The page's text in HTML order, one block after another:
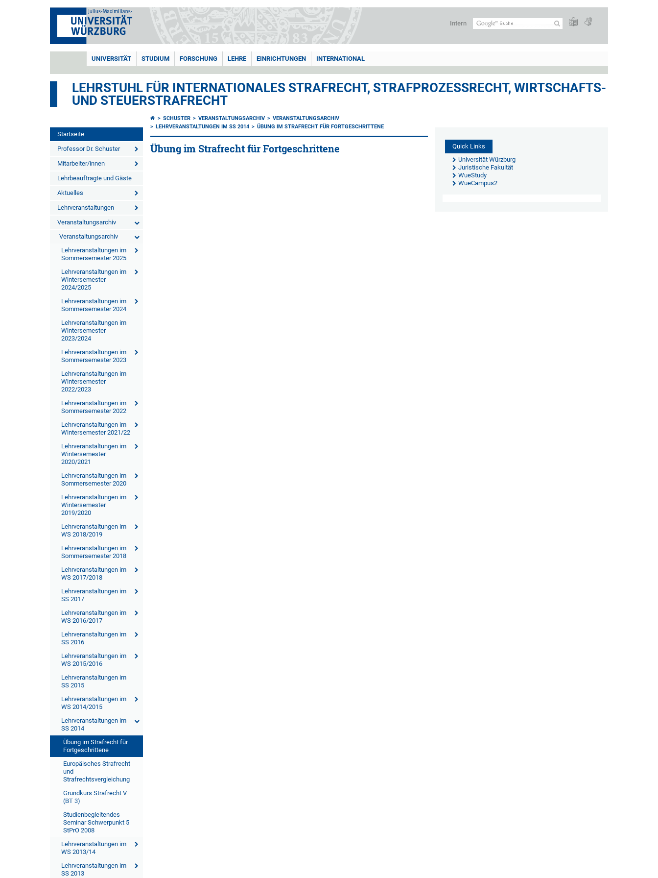
Intern
UNIVERSITÄT STUDIUM FORSCHUNG LEHRE EINRICHTUNGEN INTERNATIONAL
LEHRSTUHL FÜR INTERNATIONALES STRAFRECHT, STRAFPROZESSRECHT, WIRTSCHAFTS-
UND STEUERSTRAFRECHT
Startseite
Professor Dr. Schuster
Mitarbeiter/innen
Lehrbeauftragte und Gäste
Aktuelles
Lehrveranstaltungen
Veranstaltungsarchiv
Veranstaltungsarchiv
Lehrveranstaltungen im
Sommersemester 2025
Lehrveranstaltungen im
Wintersemester
2024/2025
Lehrveranstaltungen im
Sommersemester 2024
Lehrveranstaltungen im
Wintersemester
2023/2024
Lehrveranstaltungen im
Sommersemester 2023
Lehrveranstaltungen im
Wintersemester
2022/2023
Lehrveranstaltungen im
Sommersemester 2022
Lehrveranstaltungen im
Wintersemester 2021/22
Lehrveranstaltungen im
Wintersemester
2020/2021
Lehrveranstaltungen im
Sommersemester 2020
Lehrveranstaltungen im
Wintersemester
2019/2020
Lehrveranstaltungen im
WS 2018/2019
Lehrveranstaltungen im
Sommersemester 2018
Lehrveranstaltungen im
WS 2017/2018
Lehrveranstaltungen im
SS 2017
Lehrveranstaltungen im
WS 2016/2017
Lehrveranstaltungen im
SS 2016
Lehrveranstaltungen im
WS 2015/2016
Lehrveranstaltungen im
SS 2015
Lehrveranstaltungen im
WS 2014/2015
Lehrveranstaltungen im
SS 2014
Übung im Strafrecht für
Fortgeschrittene
Europäisches Strafrecht
und
Strafrechtsvergleichung
Grundkurs Strafrecht V
(BT 3)
Studienbegleitendes
Seminar Schwerpunkt 5
StPrO 2008
Lehrveranstaltungen im
WS 2013/14
Lehrveranstaltungen im
SS 2013
SCHUSTER VERANSTALTUNGSARCHIV
VERANSTALTUNGSARCHIV
LEHRVERANSTALTUNGEN IM SS 2014
ÜBUNG IM STRAFRECHT FÜR FORTGESCHRITTENE
Übung im Strafrecht für Fortgeschrittene
Quick Links
Universität Würzburg
Juristische Fakultät
WueStudy
WueCampus2